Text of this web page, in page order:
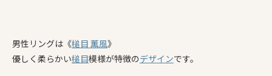
男性リングは《槌目 薫風》
優しく柔らかい槌目模様が特徴のデザインです。